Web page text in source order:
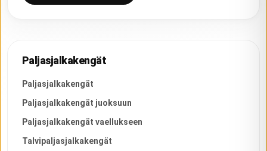
Paljasjalkakengät
Paljasjalkakengät
Paljasjalkakengät juoksuun
Paljasjalkakengät vaellukseen
Talvipaljasjalkakengät